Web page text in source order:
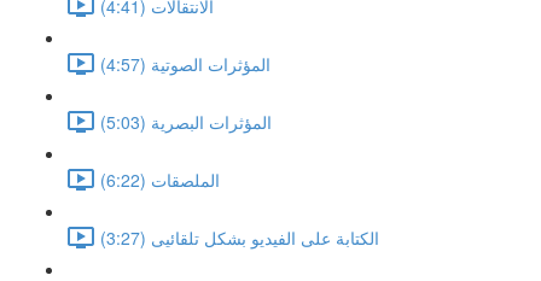
الانتقالات (4:41)
المؤثرات الصوتية (4:57)
المؤثرات البصرية (5:03)
الملصقات (6:22)
الكتابة على الفيديو بشكل تلقائيى (3:27)